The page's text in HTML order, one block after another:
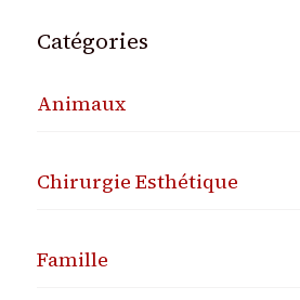
Catégories
Animaux
Chirurgie Esthétique
Famille